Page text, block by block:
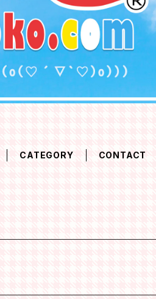
CATEGORY CONTACT